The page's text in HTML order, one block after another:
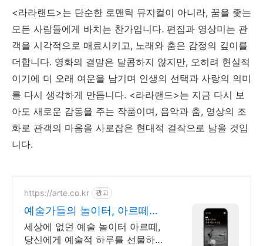
<라라랜드>는 단순한 로맨틱 뮤지컬이 아니라, 꿈을 좇는
모든 사람들에게 바치는 찬가입니다. 편집과 영상미는 관
객을 시각적으로 매료시키고, 노래와 춤은 감정의 깊이를
더합니다. 영화의 결말은 달콤하지 않지만, 오히려 현실적
이기에 더 오래 여운을 남기며 인생의 선택과 사랑의 의미
를 다시 생각하게 만듭니다. <라라랜드>는 지금 다시 보
아도 새로운 감동을 주는 작품이며, 음악과 춤, 영상의 조
화로 관객의 마음을 사로잡은 현대적 걸작으로 남을 것입
니다.
https://arte.co.kr 광고
예술가들의 놀이터, 아르떼
arte.co.kr
세상에 없던 예술 놀이터 아르떼,
당신에게 예술적 하루를 선물하세